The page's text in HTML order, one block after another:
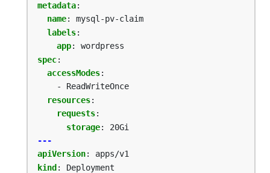
metadata:
name:
mysql-pv-claim
labels:
app:
wordpress
spec:
accessModes:
- ReadWriteOnce
resources:
requests:
storage:
20Gi
---
apiVersion:
apps/v1
kind :
Deployment